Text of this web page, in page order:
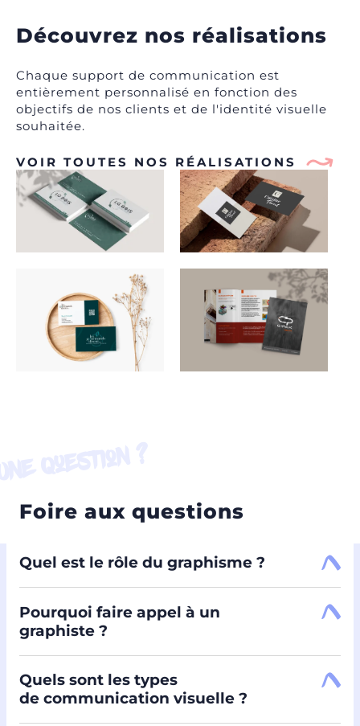
Découvrez nos réalisations
Chaque support de communication est
entièrement personnalisé en fonction des
objectifs de nos clients et de l'identité visuelle
souhaitée.
VOIR TOUTES NOS RÉALISATIONS
Foire aux questions
Quel est le rôle du graphisme ?
Pourquoi faire appel à un
graphiste ?
Quels sont les types
de communication visuelle ?